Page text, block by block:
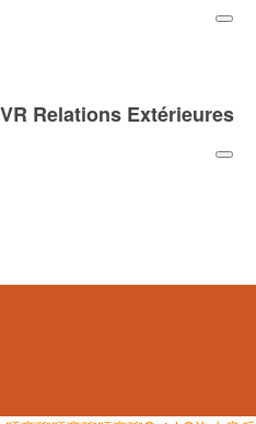
Relations Extérieures